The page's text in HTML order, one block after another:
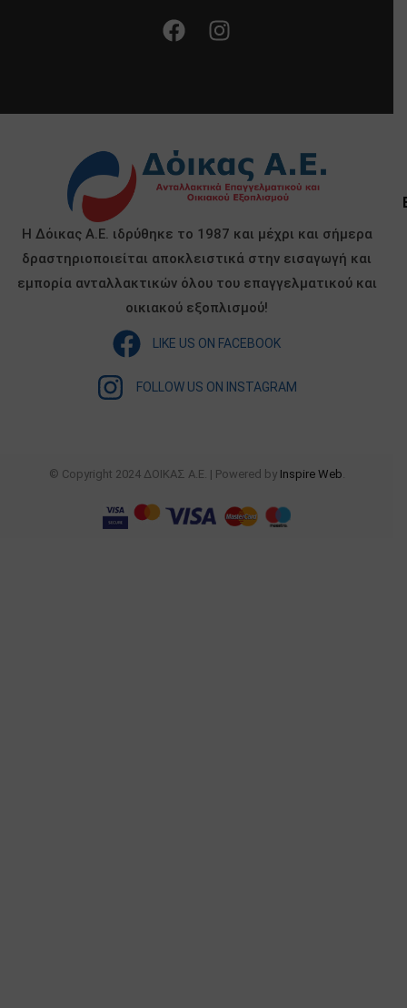
Η Δόικας Α.Ε. ιδρύθηκε το 1987 και μέχρι και σήμερα
δραστηριοποιείται αποκλειστικά στην εισαγωγή και
εμπορία ανταλλακτικών όλου του επαγγελματικού και
οικιακού εξοπλισμού!
LIKE US ON FACEBOOK
FOLLOW US ON INSTAGRAM
© Copyright 2024 ΔΟΙΚΑΣ Α.Ε. | Powered by Inspire Web